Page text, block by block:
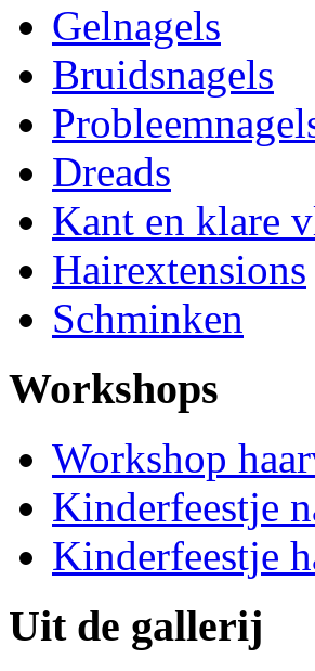
Gelnagels
Bruidsnagels
Dreads
Kant en klare
Hairextensions
Schminken
Workshops
Workshop
Kinderfeestje
Kinderfeestje
Uit de gallerij